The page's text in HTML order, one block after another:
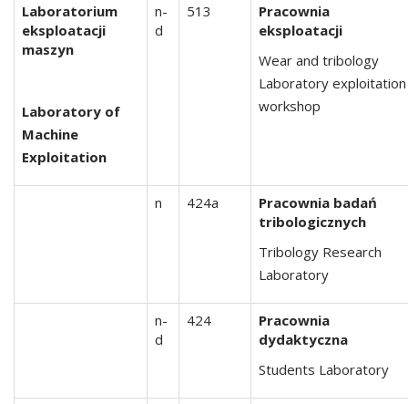
Laboratorium
eksploatacji
maszyn
Laboratory of
Machine
Exploitation
n-
d
513
Pracownia
eksploatacji
Wear and tribology
Laboratory exploitation
workshop
n 424a
Pracownia badań
tribologicznych
Tribology Research
Laboratory
n-
d
424
Pracownia
dydaktyczna
Students Laboratory